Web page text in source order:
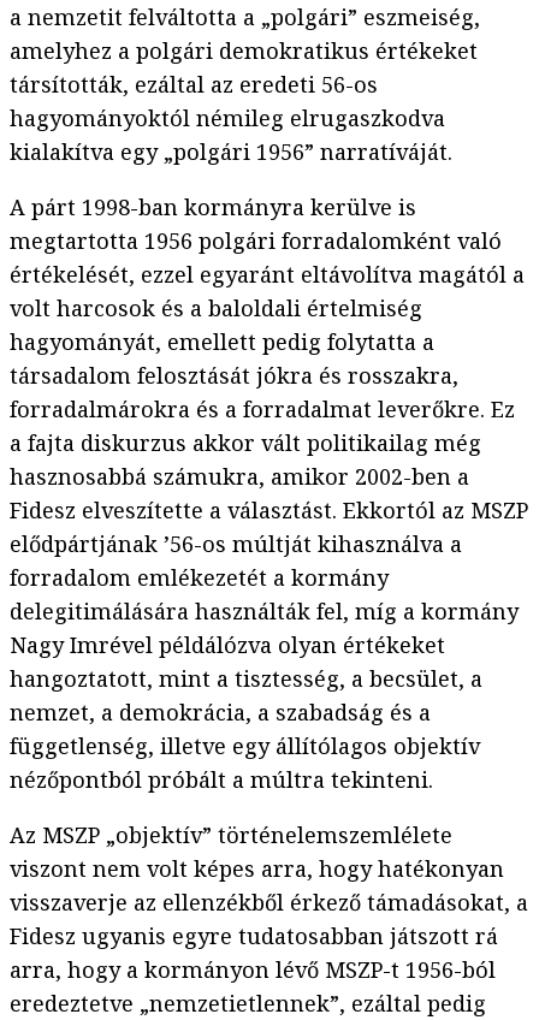
a nemzetit felváltotta a „polgári” eszmeiség,
amelyhez a polgári demokratikus értékeket
társították, ezáltal az eredeti 56-os
hagyományoktól némileg elrugaszkodva
kialakítva egy „polgári 1956” narratíváját.
A párt 1998-ban kormányra kerülve is
megtartotta 1956 polgári forradalomként való
értékelését, ezzel egyaránt eltávolítva magától a
volt harcosok és a baloldali értelmiség
hagyományát, emellett pedig folytatta a
társadalom felosztását jókra és rosszakra,
forradalmárokra és a forradalmat leverőkre. Ez
a fajta diskurzus akkor vált politikailag még
hasznosabbá számukra, amikor 2002-ben a
Fidesz elveszítette a választást. Ekkortól az MSZP
elődpártjának ’56-os múltját kihasználva a
forradalom emlékezetét a kormány
delegitimálására használták fel, míg a kormány
Nagy Imrével példálózva olyan értékeket
hangoztatott, mint a tisztesség, a becsület, a
nemzet, a demokrácia, a szabadság és a
függetlenség, illetve egy állítólagos objektív
nézőpontból próbált a múltra tekinteni.
Az MSZP „objektív” történelemszemlélete
viszont nem volt képes arra, hogy hatékonyan
visszaverje az ellenzékből érkező támadásokat, a
Fidesz ugyanis egyre tudatosabban játszott rá
arra, hogy a kormányon lévő MSZP-t 1956-ból
eredeztetve „nemzetietlennek”, ezáltal pedig